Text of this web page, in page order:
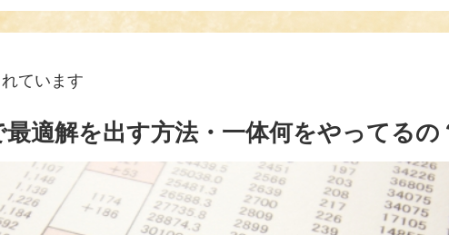
ています
適解を出す方法・一体何をやってるの